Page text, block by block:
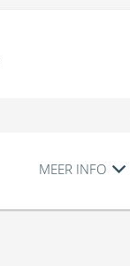
MEER INFO